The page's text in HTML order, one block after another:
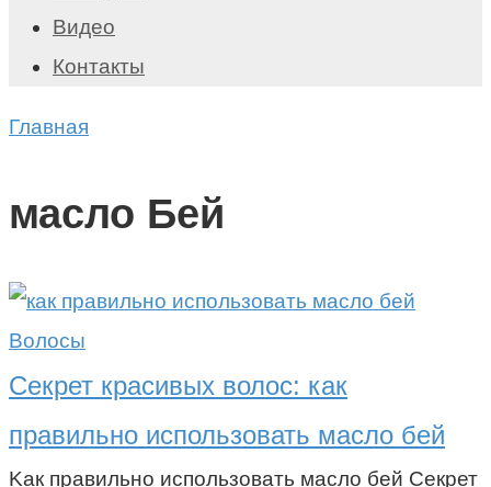
Видео
Контакты
Главная
масло Бей
Волосы
Секрет красивых волос: как
правильно использовать масло бей
Kак правильно использовать масло бей Секрет